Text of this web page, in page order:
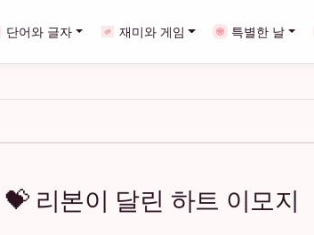
단어와 글자 재미와 게임 특별한 날
💝 리본이 달린 하트 이모지